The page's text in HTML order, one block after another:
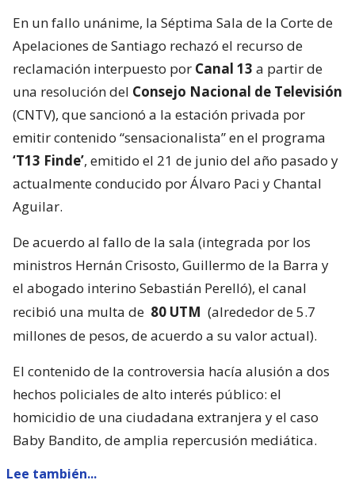
En un fallo unánime, la Séptima Sala de la Corte de
Apelaciones de Santiago rechazó el recurso de
reclamación interpuesto por Canal 13 a partir de
una resolución del Consejo Nacional de Televisión
(CNTV), que sancionó a la estación privada por
emitir contenido “sensacionalista” en el programa
‘T13 Finde’, emitido el 21 de junio del año pasado y
actualmente conducido por Álvaro Paci y Chantal
Aguilar.
De acuerdo al fallo de la sala (integrada por los
ministros Hernán Crisosto, Guillermo de la Barra y
el abogado interino Sebastián Perelló), el canal
recibió una multa de 80 UTM (alrededor de 5.7
millones de pesos, de acuerdo a su valor actual).
El contenido de la controversia hacía alusión a dos
hechos policiales de alto interés público: el
homicidio de una ciudadana extranjera y el caso
Baby Bandito, de amplia repercusión mediática.
Lee también...